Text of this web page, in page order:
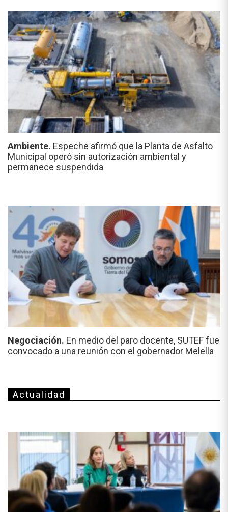
Ambiente. Espeche afirmó que la Planta de Asfalto
Municipal operó sin autorización ambiental y
permanece suspendida
Negociación. En medio del paro docente, SUTEF fue
convocado a una reunión con el gobernador Melella
Actualidad